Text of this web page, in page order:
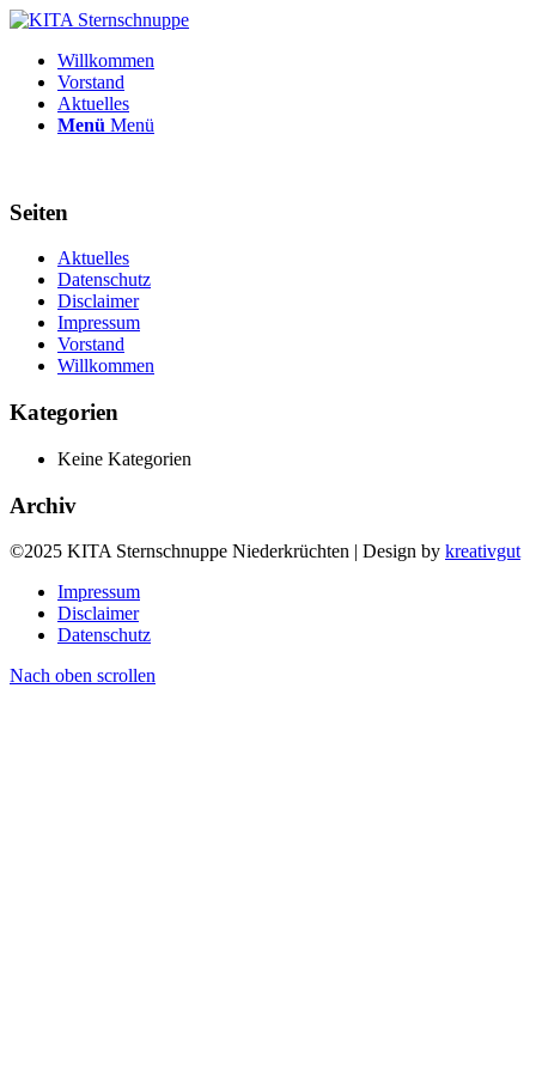
Willkommen
Vorstand
Aktuelles
Menü Menü
Seiten
Aktuelles
Datenschutz
Disclaimer
Impressum
Vorstand
Willkommen
Kategorien
Keine Kategorien
Archiv
©2025 KITA Sternschnuppe Niederkrüchten | Design by kreativgut
Impressum
Disclaimer
Datenschutz
Nach oben scrollen